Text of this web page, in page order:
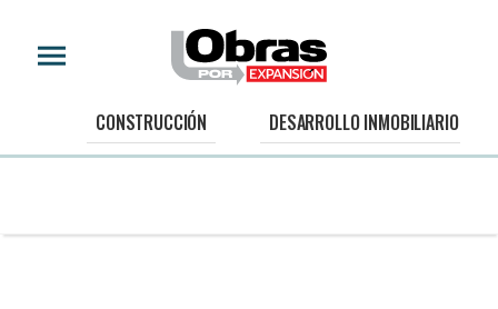
CONSTRUCCIÓN DESARROLLO INMOBILIARIO